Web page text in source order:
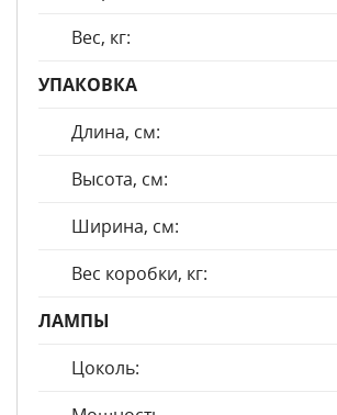
Вес, кг:
УПАКОВКА
Длина, см:
Высота, см:
Ширина, см:
Вес коробки, кг:
ЛАМПЫ
Цоколь: